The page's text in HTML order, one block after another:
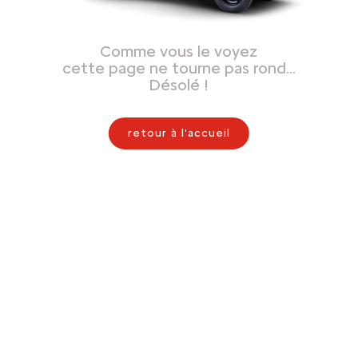
Comme vous le voyez
cette page ne tourne pas rond…
Désolé !
retour à l'accueil